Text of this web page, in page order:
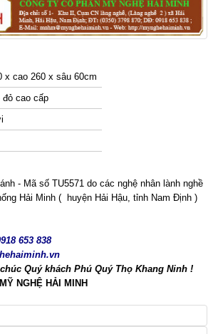
x cao 260 x sâu 60cm
đỏ cao cấp
Mã số TU5571 do các nghệ nhân lành nghề
Hải Minh ( huyện Hải Hậu, tỉnh Nam Định )
653 838
Quý khách Phú Quý Thọ Khang Ninh !
NGHỆ HẢI MINH